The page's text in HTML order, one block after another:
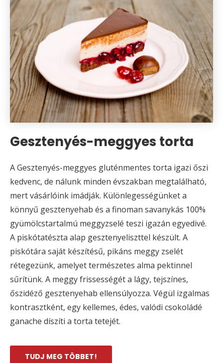
Gesztenyés-meggyes torta
A Gesztenyés-meggyes gluténmentes torta igazi őszi
kedvenc, de nálunk minden évszakban megtalálható,
mert vásárlóink imádják. Különlegességünket a
könnyű gesztenyehab és a finoman savanykás 100%
gyümölcstartalmú meggyzselé teszi igazán egyedivé.
A piskótatészta alap gesztenyeliszttel készült. A
piskótára saját készítésű, pikáns meggy zselét
rétegezünk, amelyet természetes alma pektinnel
sűrítünk. A meggy frissességét a lágy, tejszínes,
őszidéző gesztenyehab ellensúlyozza. Végül izgalmas
kontrasztként, egy kellemes, édes, valódi csokoládé
ganache díszíti a torta tetejét.
TUDJ MEG TÖBBET!